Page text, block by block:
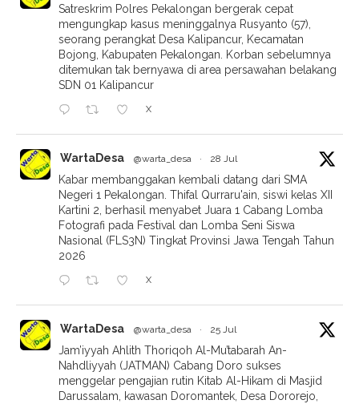
Satreskrim Polres Pekalongan bergerak cepat
mengungkap kasus meninggalnya Rusyanto (57),
seorang perangkat Desa Kalipancur, Kecamatan
Bojong, Kabupaten Pekalongan. Korban sebelumnya
ditemukan tak bernyawa di area persawahan belakang
SDN 01 Kalipancur
X
WartaDesa @warta_desa · 28 Jul
Kabar membanggakan kembali datang dari SMA
Negeri 1 Pekalongan. Thifal Qurraru'ain, siswi kelas XII
Kartini 2, berhasil menyabet Juara 1 Cabang Lomba
Fotografi pada Festival dan Lomba Seni Siswa
Nasional (FLS3N) Tingkat Provinsi Jawa Tengah Tahun
2026
X
WartaDesa @warta_desa · 25 Jul
Jam’iyyah Ahlith Thoriqoh Al-Mu’tabarah An-
Nahdliyyah (JATMAN) Cabang Doro sukses
menggelar pengajian rutin Kitab Al-Hikam di Masjid
Darussalam, kawasan Doromantek, Desa Dororejo,